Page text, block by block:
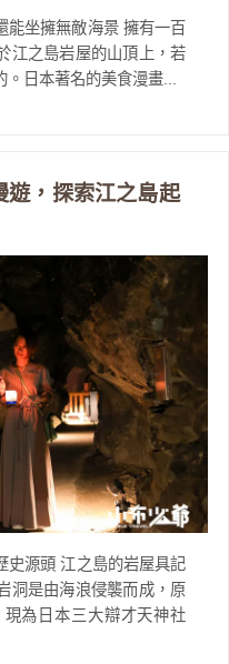
能坐擁無敵海景 擁有一百
江之島岩屋的山頂上，若
日本著名的美食漫畫...
遊，探索江之島起
史源頭 江之島的岩屋具記
洞是由海浪侵襲而成，原
為日本三大辯才天神社